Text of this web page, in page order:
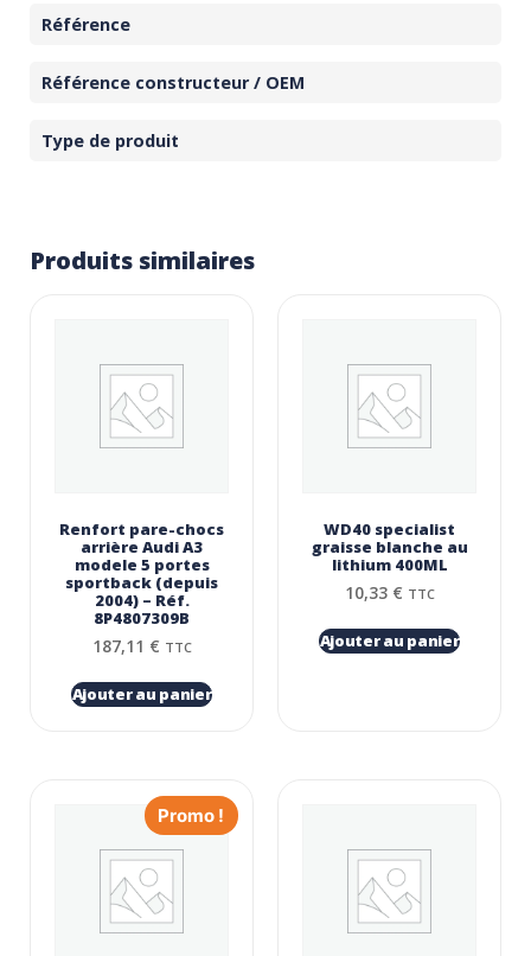
Référence
Référence constructeur / OEM
Type de produit
Produits similaires
Renfort pare-chocs
arrière Audi A3
modele 5 portes
sportback (depuis
2004) – Réf.
8P4807309B
187,11 € TTC
Ajouter au panier
WD40 specialist
graisse blanche au
lithium 400ML
10,33 € TTC
Ajouter au panier
Promo !